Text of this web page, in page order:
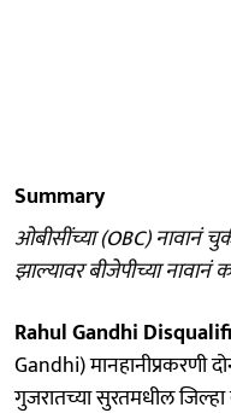
Summary
ओबीसींच्या (OBC) नावानं
झाल्यावर बीजेपीच्या नावानं
Rahul Gandhi
Gandhi) मानहानीप्रकरणी
गुजरातच्या सुरतमधील जिल्हा